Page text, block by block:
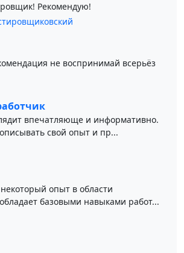
Рекомендую!
не воспринимай всерьёз
впечатляюще и информативно.
свой опыт и пр...
опыт в области
базовыми навыками работ...